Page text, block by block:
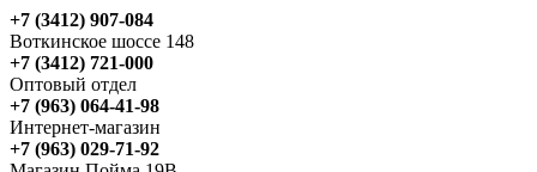
+7 (3412) 907-084
Воткинское шоссе 148
+7 (3412) 721-000
Оптовый отдел
+7 (963) 064-41-98
Интернет-магазин
+7 (963) 029-71-92